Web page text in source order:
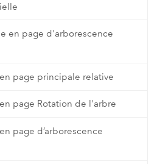
en page d'arborescence
page principale relative
page Rotation de l'arbre
page d’arborescence